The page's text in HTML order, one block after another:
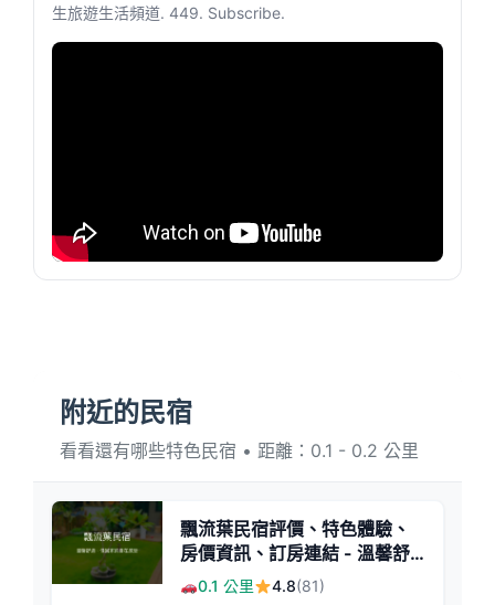
生旅遊生活頻道. 449. Subscribe.
附近的民宿
看看還有哪些特色民宿 • 距離：0.1 - 0.2 公里
飄流葉民宿評價、特色體驗、
房價資訊、訂房連結 - 溫馨舒
適的家庭式旅宿
0.1 公里 4.8(81)